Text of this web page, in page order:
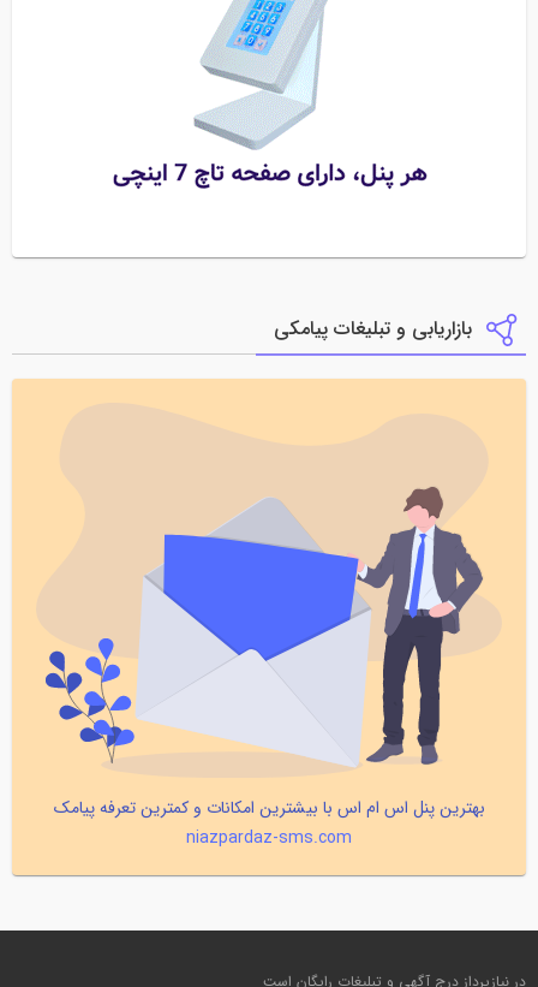
بازاریابی و تبلیغات پیامکی
بهترین پنل اس ام اس با بیشترین امکانات و کمترین تعرفه پیامک
niazpardaz-sms.com
در نیازپرداز درج آگهی و تبلیغات رایگان است